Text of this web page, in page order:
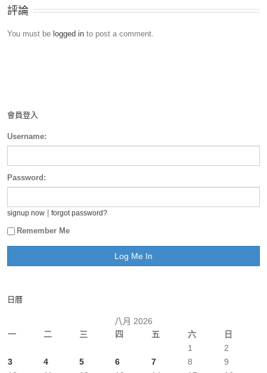
評論
You must be logged in to post a comment.
會員登入
Username:
Password:
signup now forgot password?
Remember Me
日曆
八月 2026
一
二 三 四 五 六 日
1
2
3
4 5 6 7 8
9